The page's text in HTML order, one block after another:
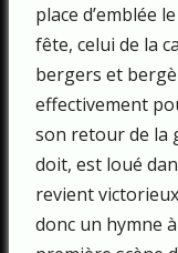
place d’emblée
fête, celui de la
bergers et
effectivement
son retour de la
doit, est loué
revient
donc un hymne